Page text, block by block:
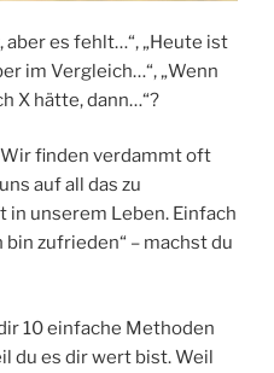
es fehlt…“, „Heute ist
im Vergleich…“, „Wenn
X hätte, dann…“?
finden verdammt oft
auf all das zu
in unserem Leben. Einfach
zufrieden“ – machst du
10 einfache Methoden
du es dir wert bist. Weil